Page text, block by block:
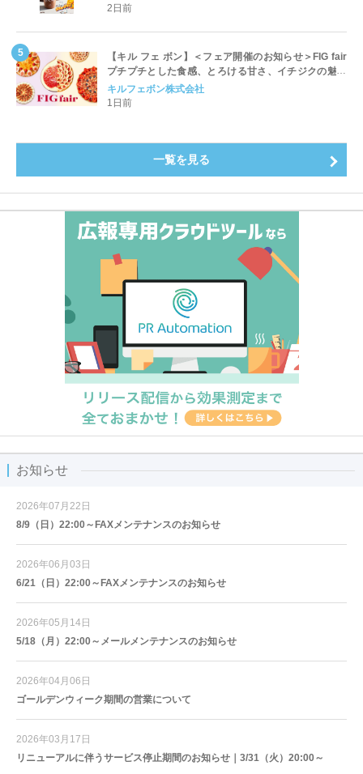
開始
2日前
【キル フェ ボン】＜フェア開催のお知らせ＞FIG fair
プチプチとした食感、とろける甘さ、イチジクの魅力
をたっぷりと。新作を含め、イチジク尽くしの全4種が
登場8月20日（木）スタート
キルフェボン株式会社
1日前
一覧を見る
お知らせ
2026年07月22日
8/9（日）22:00～FAXメンテナンスのお知らせ
2026年06月03日
6/21（日）22:00～FAXメンテナンスのお知らせ
2026年05月14日
5/18（月）22:00～メールメンテナンスのお知らせ
2026年04月06日
ゴールデンウィーク期間の営業について
2026年03月17日
リニューアルに伴うサービス停止期間のお知らせ｜3/31（火）20:00～